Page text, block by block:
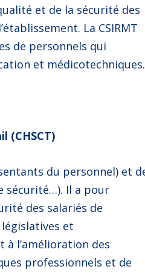
et de la sécurité des
La CSIRMT
de personnels qui
et médicotechniques.
(CHSCT)
du personnel) et
sécurité…). Il a pour
des salariés de
et
l’amélioration des
professionnels et de